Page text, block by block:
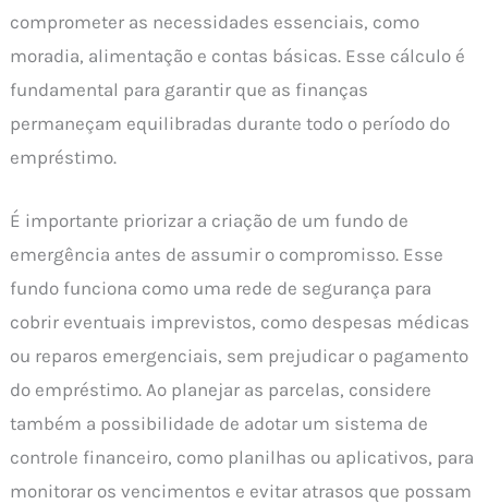
comprometer as necessidades essenciais, como
moradia, alimentação e contas básicas. Esse cálculo é
fundamental para garantir que as finanças
permaneçam equilibradas durante todo o período do
empréstimo.
É importante priorizar a criação de um fundo de
emergência antes de assumir o compromisso. Esse
fundo funciona como uma rede de segurança para
cobrir eventuais imprevistos, como despesas médicas
ou reparos emergenciais, sem prejudicar o pagamento
do empréstimo. Ao planejar as parcelas, considere
também a possibilidade de adotar um sistema de
controle financeiro, como planilhas ou aplicativos, para
monitorar os vencimentos e evitar atrasos que possam